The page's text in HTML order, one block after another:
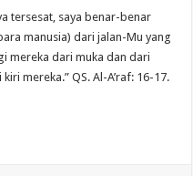
tersesat, saya benar-benar
manusia) dari jalan-Mu yang
mereka dari muka dan dari
mereka.” QS. Al-A’raf: 16-17.